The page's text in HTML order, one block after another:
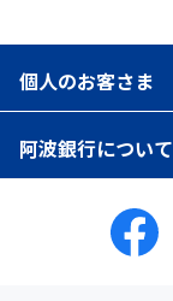
個人のお客さま
阿波銀行について